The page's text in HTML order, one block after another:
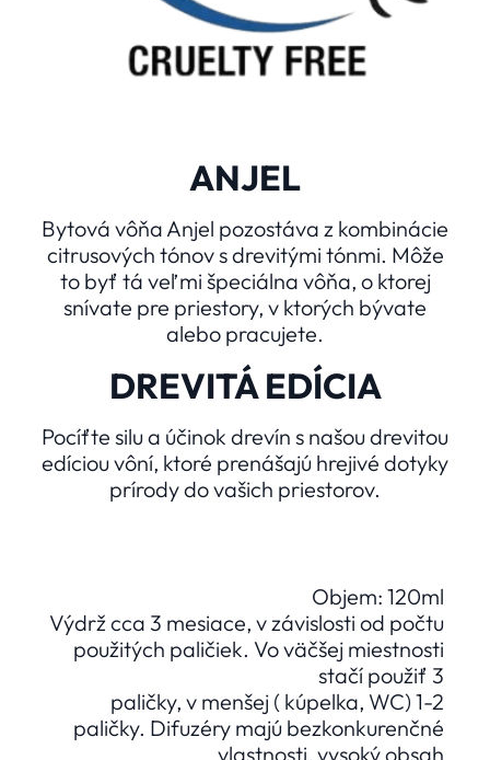
ANJEL
Bytová vôňa Anjel pozostáva z kombinácie
citrusových tónov s drevitými tónmi. Môže
to byť tá veľmi špeciálna vôňa, o ktorej
snívate pre priestory, v ktorých bývate
alebo pracujete.
DREVITÁ EDÍCIA
Pocíťte silu a účinok drevín s našou drevitou
edíciou vôní, ktoré prenášajú hrejivé dotyky
prírody do vašich priestorov.
Objem: 120ml
Výdrž cca 3 mesiace, v závislosti od počtu
použitých paličiek. Vo väčšej miestnosti
stačí použiť 3
paličky, v menšej ( kúpelka, WC) 1-2
paličky. Difuzéry majú bezkonkurenčné
vlastnosti, vysoký obsah